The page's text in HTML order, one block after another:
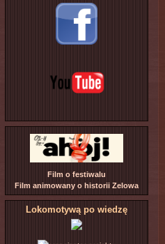
Film o festiwalu
Film animowany o historii Zelowa
Lokomotywą po wiedzę